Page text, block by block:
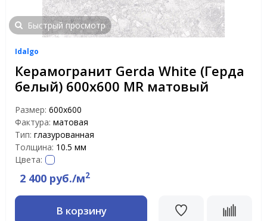
Быстрый просмотр
Idalgo
Керамогранит Gerda White (Герда
белый) 600х600 MR матовый
Размер: 600х600
Фактура: матовая
Тип: глазурованная
Толщина: 10.5 мм
Цвета:
2 400 руб./м2
В корзину